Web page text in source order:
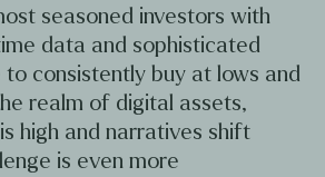
seasoned investors with
data and sophisticated
consistently buy at lows and
realm of digital assets,
high and narratives shift
is even more